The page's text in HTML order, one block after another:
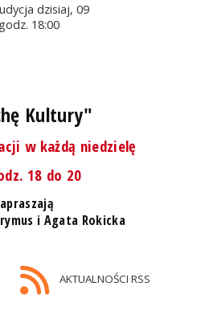
dzisiaj, 09
18:00
Kultury"
w każdą niedzielę
18 do 20
i Agata Rokicka
AKTUALNOŚCI RSS